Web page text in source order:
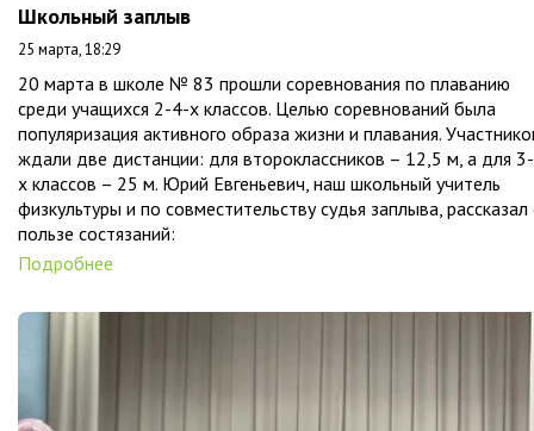
Школьный заплыв
25 марта, 18:29
20 марта в школе № 83 прошли соревнования по плаванию
среди учащихся 2-4-х классов. Целью соревнований была
популяризация активного образа жизни и плавания.
ждали две дистанции: для второклассников – 12,5 м, а для
х классов – 25 м. Юрий Евгеньевич, наш школьный учитель
физкультуры и по совместительству судья заплыва, рассказал
пользе состязаний:
Подробнее